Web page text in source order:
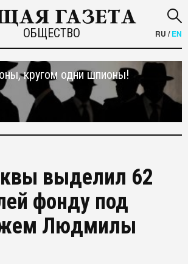
ОБЩЕСТВО RU /EN
кругом одни шпионы!
выделил 62
фонду под
Людмилы